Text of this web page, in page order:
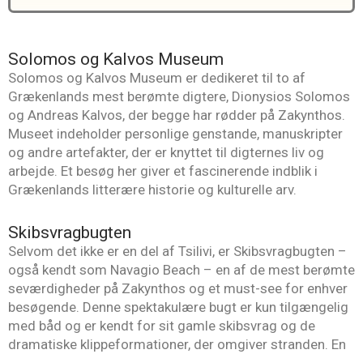
Solomos og Kalvos Museum
Solomos og Kalvos Museum er dedikeret til to af
Grækenlands mest berømte digtere, Dionysios Solomos
og Andreas Kalvos, der begge har rødder på Zakynthos.
Museet indeholder personlige genstande, manuskripter
og andre artefakter, der er knyttet til digternes liv og
arbejde. Et besøg her giver et fascinerende indblik i
Grækenlands litterære historie og kulturelle arv.
Skibsvragbugten
Selvom det ikke er en del af Tsilivi, er Skibsvragbugten –
også kendt som Navagio Beach – en af de mest berømte
seværdigheder på Zakynthos og et must-see for enhver
besøgende. Denne spektakulære bugt er kun tilgængelig
med båd og er kendt for sit gamle skibsvrag og de
dramatiske klippeformationer, der omgiver stranden. En